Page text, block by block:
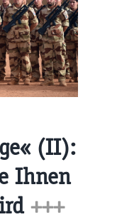
(II):
Ihnen
+++